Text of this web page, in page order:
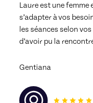
Laure est une femme
s’adapter à vos
les séances selon
d’avoir pu la
Gentiana